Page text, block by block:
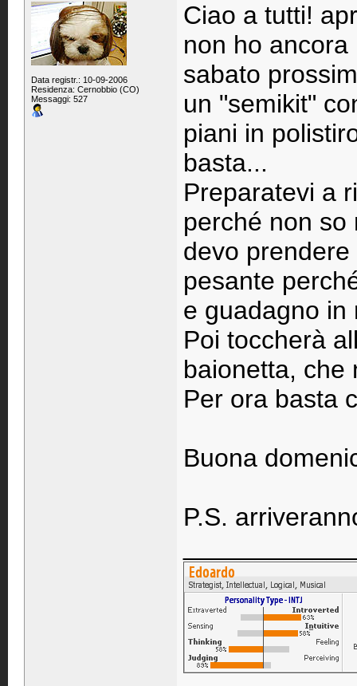
Data registr.: 10-09-2006
Residenza: Cernobbio (CO)
Messaggi: 527
Ciao a tutti!
non ho ancora
sabato
un "semikit"
piani in
basta...
Preparatevi a
perché non so
devo
pesante
e guadagno in
Poi toccherà
baionetta, che
Per ora basta
Buona
P.S.